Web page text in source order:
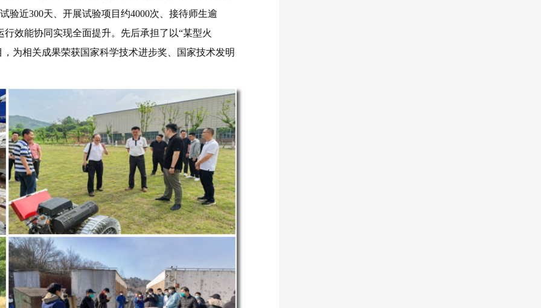
验近300天、开展试验项目约4000次、接待师生逾
效能协同实现全面提升。先后承担了以“某型火
为相关成果荣获国家科学技术进步奖、国家技术发明